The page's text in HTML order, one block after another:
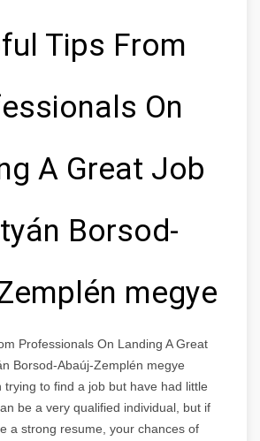
Tips From
On
A Great Job
Borsod-
megye
Professionals On Landing A Great
Borsod-Abaúj-Zemplén megye
trying to find a job but have had little
be a very qualified individual, but if
a strong resume, your chances of